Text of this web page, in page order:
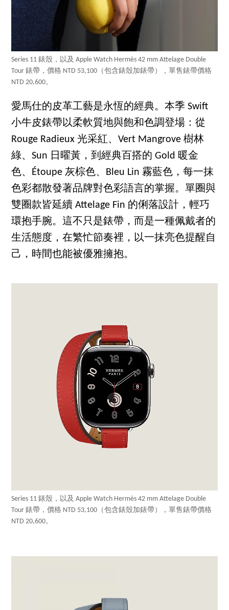
Series 11 錶殼，以及 Apple Watch Hermès 42 mm Attelage Double
Tour 錶帶，價格 NTD 53,100（包含錶殼加錶帶），單售錶帶價格
NTD 20,600。
愛馬仕的皮革工藝是永恆的經典。本季 Swift
小牛皮錶帶以柔軟質地與飽和色調登場：從
Rouge Radieux 光采紅、Vert Mangrove 樹林
綠、Sun 日曜黃，到經典百搭的 Gold 暖金
色、Étoupe 灰棕色、Bleu Lin 霧藍色，每一抹
色彩都散發著品牌對色彩語言的掌握。單圈與
雙圈款皆延續 Attelage Fin 的俐落設計，輕巧
環抱手腕。這不只是錶帶，而是一種佩戴者的
生活態度，在繁忙節奏裡，以一抹亮色提醒自
己，時間也能被優雅擁抱。
Series 11 錶殼，以及 Apple Watch Hermès 42 mm Attelage Double
Tour 錶帶，價格 NTD 53,100（包含錶殼加錶帶），單售錶帶價格
NTD 20,600。